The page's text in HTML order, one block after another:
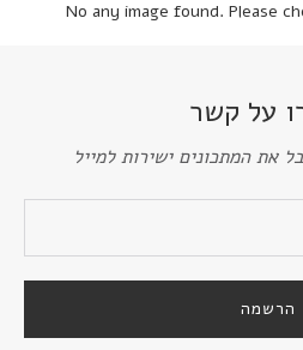
No any image found. Please
על קשר
את המתכונים ישירות למייל